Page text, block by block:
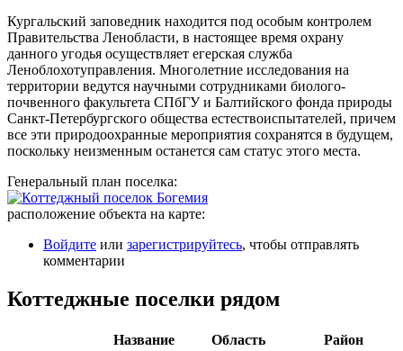
Кургальский заповедник находится под особым контролем
Правительства Ленобласти, в настоящее время охрану
данного угодья осуществляет егерская служба
Леноблохотуправления. Многолетние исследования на
территории ведутся научными сотрудниками биолого-
почвенного факультета СПбГУ и Балтийского фонда природы
Санкт-Петербургского общества естествоиспытателей, причем
все эти природоохранные мероприятия сохранятся в будущем,
поскольку неизменным останется сам статус этого места.
Генеральный план поселка:
расположение объекта на карте:
Войдите или зарегистрируйтесь, чтобы отправлять
комментарии
Коттеджные поселки рядом
Название Область
Район